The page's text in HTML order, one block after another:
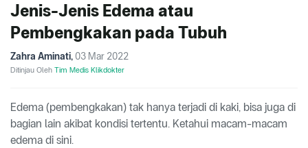
Jenis-Jenis Edema atau
Pembengkakan pada Tubuh
Zahra Aminati, 03 Mar 2022
Ditinjau Oleh Tim Medis Klikdokter
Edema (pembengkakan) tak hanya terjadi di kaki, bisa juga di
bagian lain akibat kondisi tertentu. Ketahui macam-macam
edema di sini.